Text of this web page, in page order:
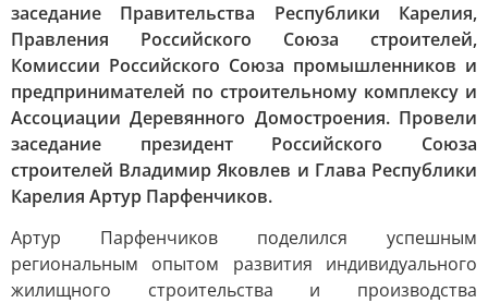
заседание Правительства Республики Карелия,
Правления Российского Союза строителей,
Комиссии Российского Союза промышленников и
предпринимателей по строительному комплексу и
Ассоциации Деревянного Домостроения. Провели
заседание президент Российского Союза
строителей Владимир Яковлев и Глава Республики
Карелия Артур Парфенчиков.
Артур Парфенчиков поделился успешным
региональным опытом развития индивидуального
жилищного строительства и производства